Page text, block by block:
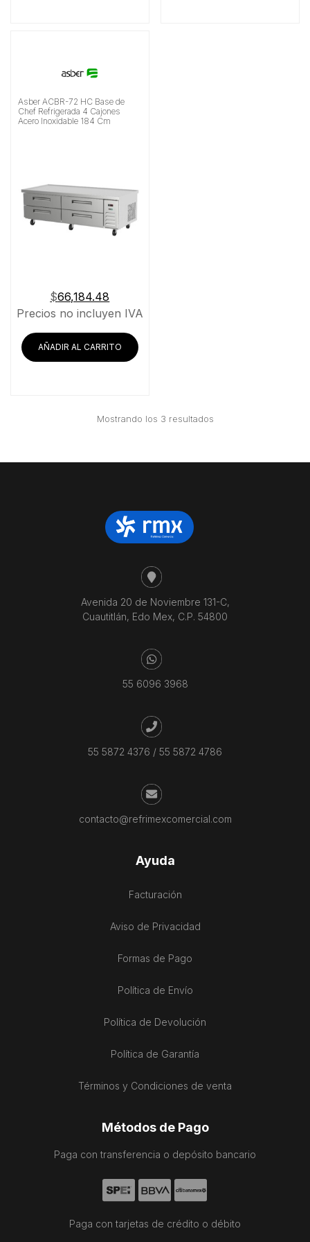
Asber ACBR-72 HC Base de
Chef Refrigerada 4 Cajones
Acero Inoxidable 184 Cm
$66,184.48
Precios no incluyen IVA
AÑADIR AL CARRITO
Mostrando los 3 resultadosOrdenado
Avenida 20 de Noviembre 131-C,
Cuautitlán, Edo Mex, C.P. 54800
55 6096 3968
55 5872 4376 / 55 5872 4786
contacto@refrimexcomercial.com
Ayuda
Facturación
Aviso de Privacidad
Formas de Pago
Política de Envío
Política de Devolución
Política de Garantía
Términos y Condiciones de venta
Métodos de Pago
Paga con transferencia o depósito bancario
Paga con tarjetas de crédito o débito